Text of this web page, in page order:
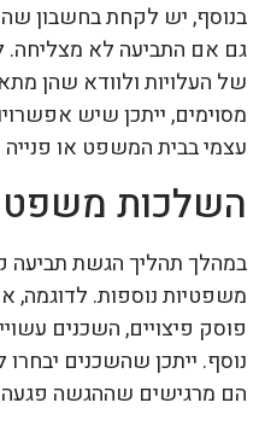
בנוסף, יש לקחת בחשבון
גם אם התביעה לא מצליחה.
של העלויות ולוודא שהן
מסוימים, ייתכן שיש
עצמי בבית המשפט או
השלכות
במהלך תהליך הגשת תביעה
משפטיות נוספות. לדוגמה,
פוסק פיצויים, השכנים
נוסף. ייתכן שהשכנים
הם מרגישים שההגשה פגעה